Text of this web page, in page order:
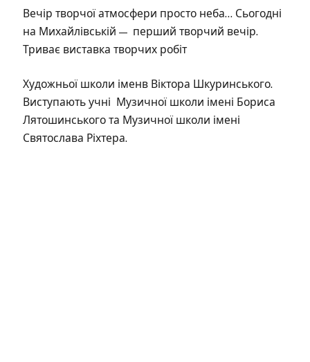
Вечір творчої атмосфери просто неба… Сьогодні
на Михайлівській — перший творчий вечір.
Триває виставка творчих робіт
Художньої школи іменв Віктора Шкуринського.
Виступають учні Музичної школи імені Бориса
Лятошинського та Музичної школи імені
Святослава Ріхтера.